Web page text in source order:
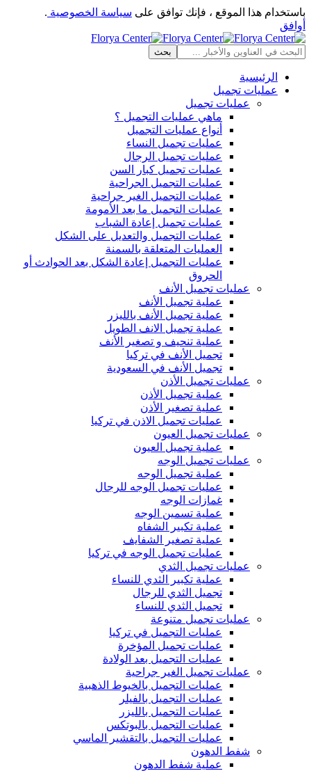
باستخدام هذا الموقع ، فإنك توافق على سياسة الخصوصية .
أوافق
الرئيسية
عمليات تجميل
عمليات تجميل
ماهي عمليات التجميل ؟
أنواع عمليات التجميل
عمليات تجميل النساء
عمليات تجميل الرجال
عمليات تجميل كبار السن
عمليات التجميل الجراحية
عمليات التجميل الغير جراحية
عمليات التجميل ما بعد الأمومة
عمليات تجميل إعادة الشباب
عمليات التجميل والتعديل على الشكل
العمليات المتعلقة بالسمنة
عمليات التجميل إعادة الشكل بعد الحوادث أو
الحروق
عمليات تجميل الأنف
عملية تجميل الأنف
عملية تجميل الأنف بالليزر
عملية تجميل الانف الطويل
عملية تنحيف و تصغير الأنف
تجميل الأنف في تركيا
تجميل الأنف في السعودية
عمليات تجميل الأذن
عملية تجميل الأذن
عملية تصغير الأذن
عمليات تجميل الاذن في تركيا
عمليات تجميل العيون
عملية تجميل العيون
عمليات تجميل الوجه
عملية تجميل الوجه
عمليات تجميل الوجه للرجال
غمازات الوجه
عملية تسمين الوجه
عملية تكبير الشفاه
عملية تصغير الشفايف
عمليات تجميل الوجه في تركيا
عمليات تجميل الثدي
عملية تكبير الثدي للنساء
تجميل الثدي للرجال
تجميل الثدي ‏للنساء
عمليات تجميل متنوعة
عمليات التجميل في تركيا
عمليات تجميل المؤخرة
عمليات التجميل بعد الولادة
عمليات تجميل الغير جراحية
عمليات التجميل بالخيوط الذهبية
عمليات التجميل بالفيلر
عمليات التجميل بالليزر
عمليات التجميل بالبوتكس
عمليات التجميل بالتقشير الماسي
شفط الدهون
عملية شفط الدهون